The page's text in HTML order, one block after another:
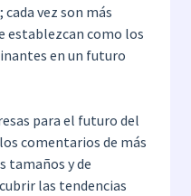
vez son más
establezcan como los
en un futuro
para el futuro del
comentarios de más
tamaños y de
las tendencias